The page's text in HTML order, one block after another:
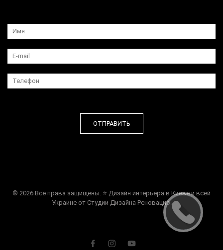
© 2026 Все права защищены. ⭐ Дизайн интерьера в Киеве и всей
Украине от Студии Дизайна Реновацио.